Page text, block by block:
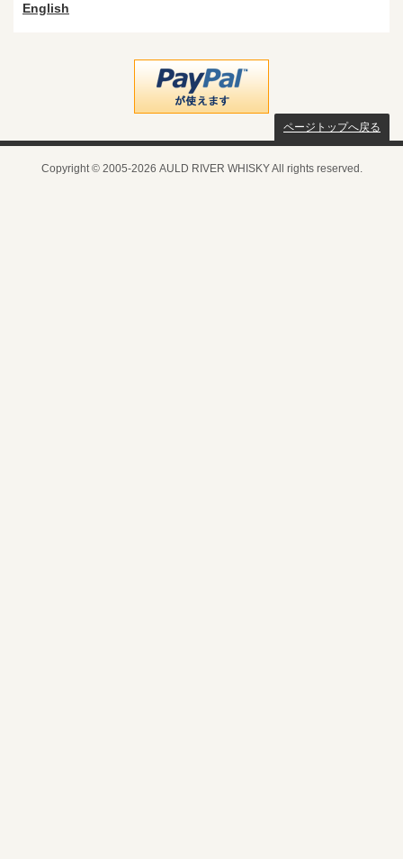
English
ページトップへ戻る
Copyright © 2005-2026 AULD RIVER WHISKY All rights reserved.